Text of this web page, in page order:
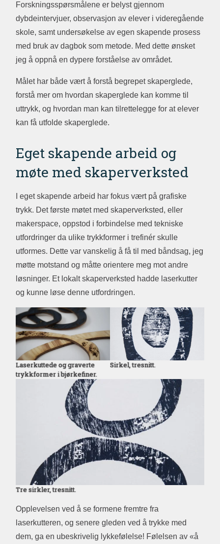
Forskningsspørsmålene er belyst gjennom
dybdeintervjuer, observasjon av elever i videregående
skole, samt undersøkelse av egen skapende prosess
med bruk av dagbok som metode. Med dette ønsket
jeg å oppnå en dypere forståelse av området.
Målet har både vært å forstå begrepet skaperglede,
forstå mer om hvordan skaperglede kan komme til
uttrykk, og hvordan man kan tilrettelegge for at elever
kan få utfolde skaperglede.
Eget skapende arbeid og
møte med skaperverksted
I eget skapende arbeid har fokus vært på grafiske
trykk. Det første møtet med skaperverksted, eller
makerspace, oppstod i forbindelse med tekniske
utfordringer da ulike trykkformer i trefinér skulle
utformes. Dette var vanskelig å få til med båndsag, jeg
møtte motstand og måtte orientere meg mot andre
løsninger. Et lokalt skaperverksted hadde laserkutter
og kunne løse denne utfordringen.
Laserkuttede og graverte
trykkformer i bjørkefiner.
Sirkel, tresnitt.
Tre sirkler, tresnitt.
Opplevelsen ved å se formene fremtre fra
laserkutteren, og senere gleden ved å trykke med
dem, ga en ubeskrivelig lykkefølelse! Følelsen av «å